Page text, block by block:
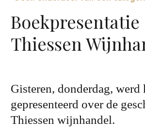
Boekpresentatie
Thiessen
Gisteren, donderdag, werd
gepresenteerd over de
Thiessen wijnhandel.